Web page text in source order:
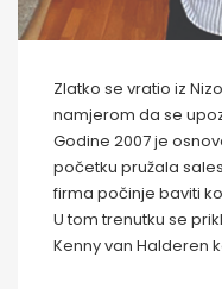
Zlatko se vratio iz
namjerom da se
Godine 2007 je
početku pružala
firma počinje baviti
U tom trenutku se
Kenny van Halderen